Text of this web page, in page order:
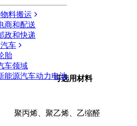
料搬运
商和配送
政和快递
车
胎
车领域
能源汽车动力电池可选用材料
聚丙烯、聚乙烯、乙缩醛